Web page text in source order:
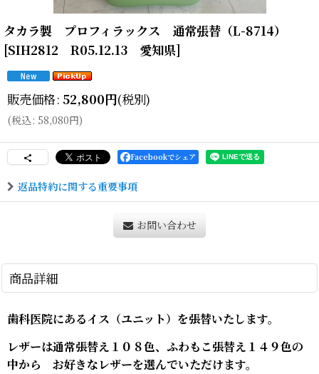
タカラ製 プロフィラックス 通常張替（L-8714）
[SIH2812 R05.12.13 愛知県]
販売価格: 52,800円(税別)
(税込: 58,080円)
Facebookでシェア
返品特約に関する重要事項
お問い合わせ
商品詳細
歯科医院にあるイス（ユニット）を張替いたします。
レザーは通常張替え１０８色、ふわもこ張替え１４９色の
中から お好きなレザーを選んでいただけます。